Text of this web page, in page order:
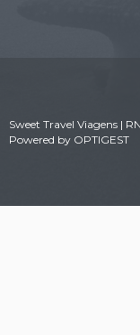
Sweet Travel Viagens |
Powered by OPTIGEST